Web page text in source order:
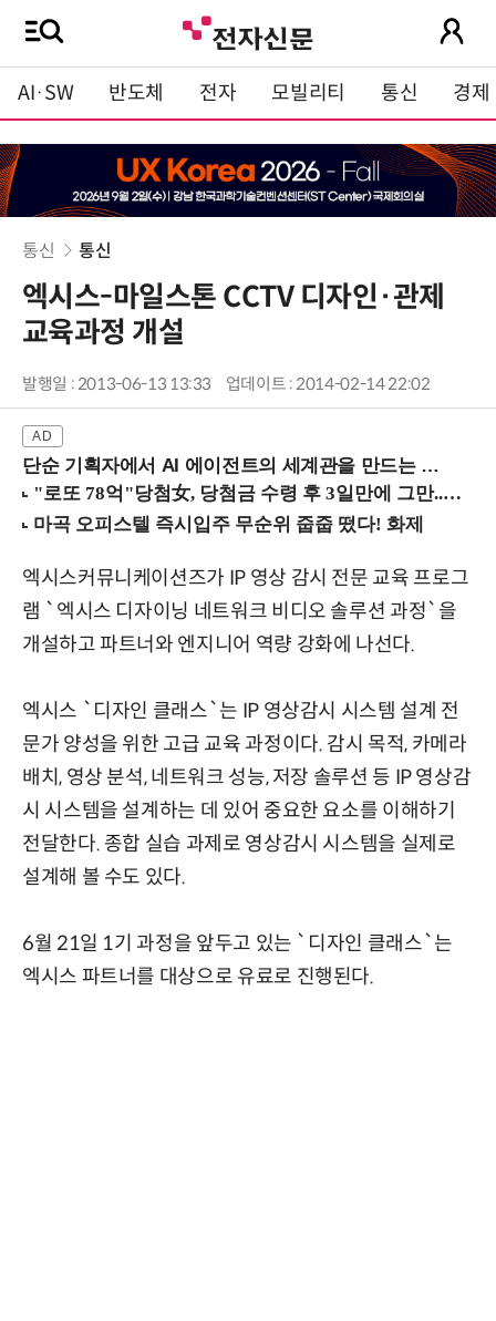
AI·SW 반도체 전자 모빌리티 통신 경제
통신 통신
엑시스-마일스톤 CCTV 디자인·관제
교육과정 개설
발행일 : 2013-06-13 13:33 업데이트 : 2014-02-14 22:02
단순 기획자에서 AI 에이전트의 세계관을 만드는 지식 설계자로.. (8/20 강남역)
엑시스커뮤니케이션즈가 IP 영상 감시 전문 교육 프로그
램 `엑시스 디자이닝 네트워크 비디오 솔루션 과정`을
개설하고 파트너와 엔지니어 역량 강화에 나선다.
엑시스 `디자인 클래스`는 IP 영상감시 시스템 설계 전
문가 양성을 위한 고급 교육 과정이다. 감시 목적, 카메라
배치, 영상 분석, 네트워크 성능, 저장 솔루션 등 IP 영상감
시 시스템을 설계하는 데 있어 중요한 요소를 이해하기
전달한다. 종합 실습 과제로 영상감시 시스템을 실제로
설계해 볼 수도 있다.
6월 21일 1기 과정을 앞두고 있는 `디자인 클래스`는
엑시스 파트너를 대상으로 유료로 진행된다.